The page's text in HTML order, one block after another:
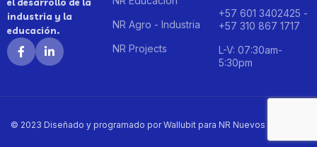
industria y la
educación.
NR Agro - Industria
NR Projects
+57 601 3402425 -
+57 310 867 1717
L-V: 07:30am-
5:30pm
© 2023 Diseñado y programado por Wallubit para NR Nuevos Recursos